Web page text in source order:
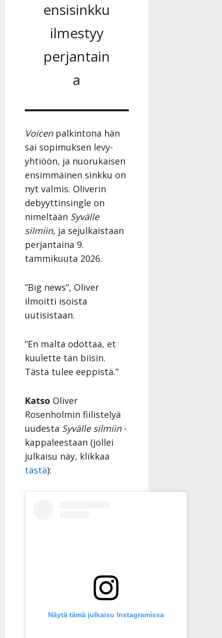
ensisinkku
ilmestyy
perjantain
a
Voicen palkintona hän
sai sopimuksen levy-
yhtiöön, ja nuorukaisen
ensimmäinen sinkku on
nyt valmis. Oliverin
debyyttinsingle on
nimeltään Syvälle
silmiin, ja sejulkaistaan
perjantaina 9.
tammikuuta 2026.
”Big news”, Oliver
ilmoitti isoista
uutisistaan.
”En malta odottaa, et
kuulette tän biisin.
Tästä tulee eeppistä.”
Katso Oliver
Rosenholmin fiilistelyä
uudesta Syvälle silmiin-
kappaleestaan (jollei
julkaisu näy, klikkaa
tästä):
Näytä tämä julkaisu Instagramissa